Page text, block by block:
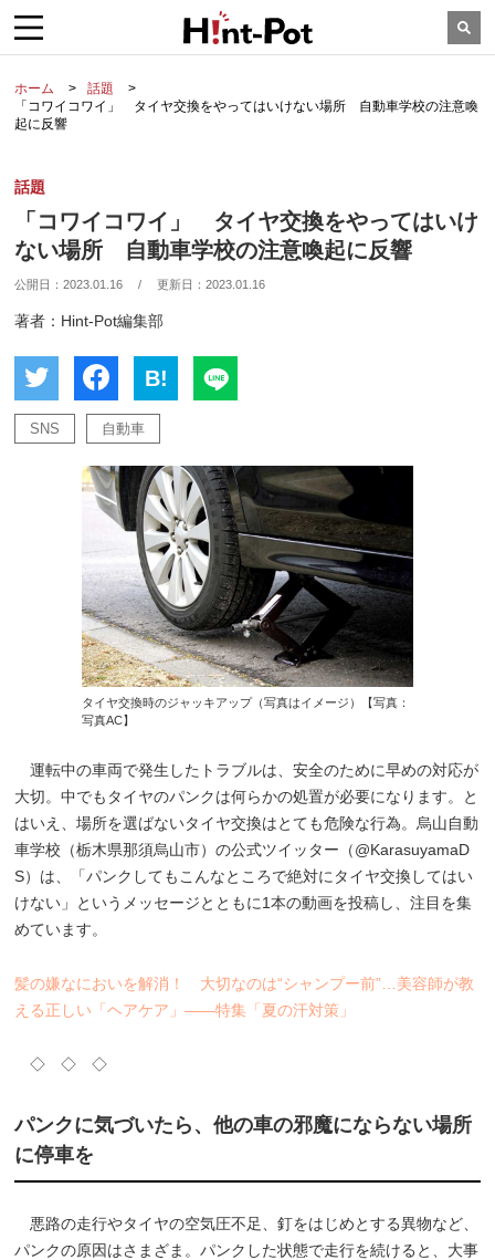
ホーム
話題
「コワイコワイ」 タイヤ交換をやってはいけない場所 自動車学校の注意喚
起に反響
話題
「コワイコワイ」 タイヤ交換をやってはいけ
ない場所 自動車学校の注意喚起に反響
公開日：2023.01.16 / 更新日：2023.01.16
著者：Hint-Pot編集部
B!
SNS 自動車
タイヤ交換時のジャッキアップ（写真はイメージ）【写真：
写真AC】
運転中の車両で発生したトラブルは、安全のために早めの対応が
大切。中でもタイヤのパンクは何らかの処置が必要になります。と
はいえ、場所を選ばないタイヤ交換はとても危険な行為。烏山自動
車学校（栃木県那須烏山市）の公式ツイッター（@KarasuyamaD
S）は、「パンクしてもこんなところで絶対にタイヤ交換してはい
けない」というメッセージとともに1本の動画を投稿し、注目を集
めています。
髪の嫌なにおいを解消！ 大切なのは“シャンプー前”…美容師が教
える正しい「ヘアケア」――特集「夏の汗対策」
◇ ◇ ◇
パンクに気づいたら、他の車の邪魔にならない場所
に停車を
悪路の走行やタイヤの空気圧不足、釘をはじめとする異物など、
パンクの原因はさまざま。パンクした状態で走行を続けると、大事